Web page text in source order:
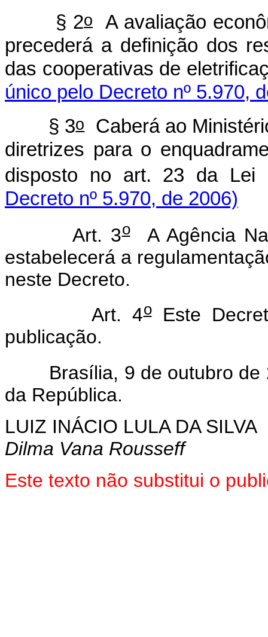
§ 2o
A avaliação
precederá a definição dos
das cooperativas de
único pelo Decreto nº 5.970,
§ 3oCaberá ao
diretrizes para o
disposto no art. 23 da Lei
Decreto nº 5.970, de 2006)
Art. 3oA Agência
estabelecerá a
neste Decreto.
Art. 4oEste
publicação.
Brasília, 9 de outubro de
da República.
LUIZ INÁCIO LULA DA SILVA
Dilma Vana Rousseff
Este texto não substitui o